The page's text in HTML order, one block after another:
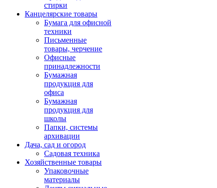
стирки
Канцелярские товары
Бумага для офисной
техники
Письменные
товары, черчение
Офисные
принадлежности
Бумажная
продукция для
офиса
Бумажная
продукция для
школы
Папки, системы
архивации
Дача, сад и огород
Садовая техника
Хозяйственные товары
Упаковочные
материалы